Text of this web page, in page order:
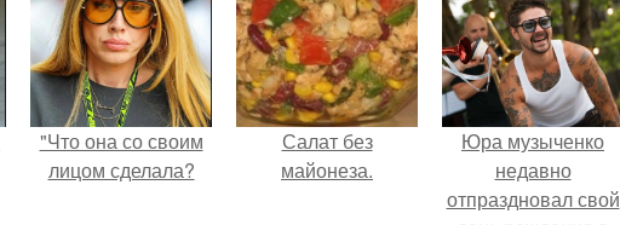
"Что она со своим
лицом сделала?
Салат без
майонеза.
Юра музыченко
недавно
отпраздновал свой